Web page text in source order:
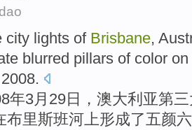
city lights of Brisbane,
blurred pillars ofcolor on
年3月 29日， 澳大利亚第三
布里斯班河上形成了五颜